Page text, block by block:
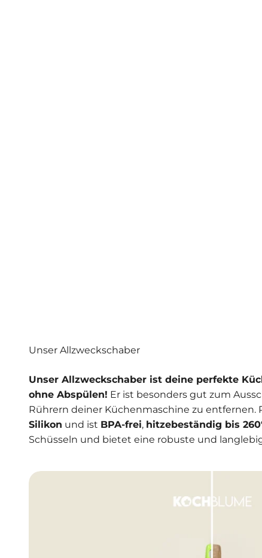
Unser Allzweckschaber
Unser Allzweckschaber ist deine perfekte
ohne Abspülen! Er ist besonders gut zum
Rührern deiner Küchenmaschine zu
Silikon und ist BPA-frei, hitzebeständig bis
Schüsseln und bietet eine robuste und